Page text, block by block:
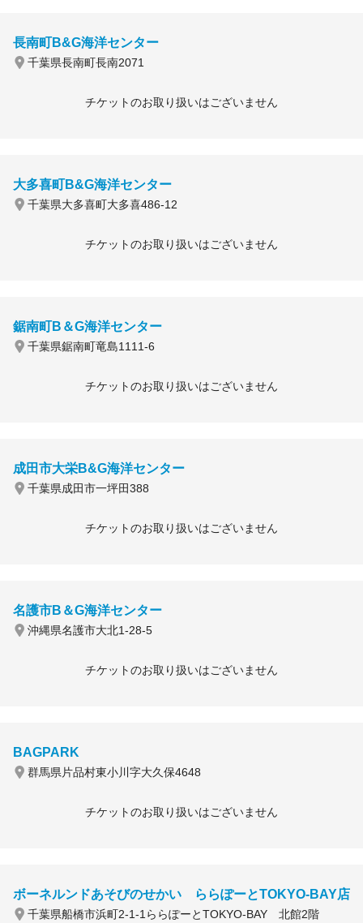
長南町B&G海洋センター
千葉県長南町長南2071
チケットのお取り扱いはございません
大多喜町B&G海洋センター
千葉県大多喜町大多喜486-12
チケットのお取り扱いはございません
鋸南町B＆G海洋センター
千葉県鋸南町竜島1111-6
チケットのお取り扱いはございません
成田市大栄B&G海洋センター
千葉県成田市一坪田388
チケットのお取り扱いはございません
名護市B＆G海洋センター
沖縄県名護市大北1-28-5
チケットのお取り扱いはございません
BAGPARK
群馬県片品村東小川字大久保4648
チケットのお取り扱いはございません
ボーネルンドあそびのせかい ららぽーとTOKYO-BAY店
千葉県船橋市浜町2-1-1ららぽーとTOKYO-BAY 北館2階